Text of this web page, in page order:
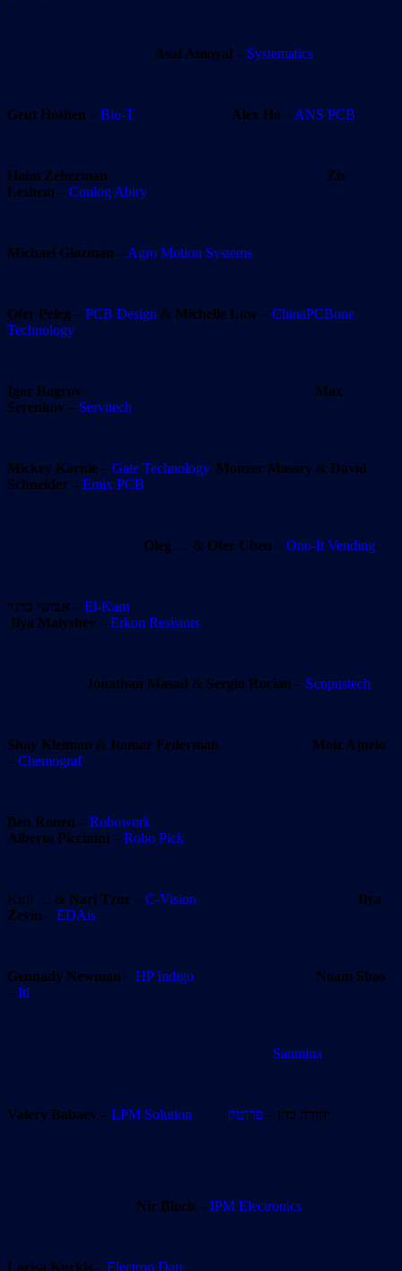
Asaf Amoyal – Systematics
Geut Hoshen – Bio-T Alex Ho – ANS PCB
Haim Zeherman
Ziv
Leshem – Conlog Abiry
Michael Glozman – Agro Motion Systems
Ofer Peleg – PCB Design & Michelle Low – ChinaPCBone
Technology
Igor Bagrov
Max
Serenkov – Servitech
Mickey Karnie – Gate Technology, Monzer Massry & David
Schneider – Emix PCB
Oleg … & Ofer Chen – Ono-It Vending
אבישי ברגר – El-Kam
Ilya Malyshev – Erkon Resistors
Jonathan Masad & Sergio Rocian – Scopustech
Shay Kleiman & Itamar Federman
Moiz Ajuelo
– Chemograf
Ben Ronen – Robowork
Alberto Piccinini – Robo Pick
Kiril … & Nari Tzur – C-Vision
Ilya
Zevin – EDAis
Gennady Newman – HP Indigo
Noam Shos
– Itl
Sanmina
Valery Babaev – LPM Solution יהודה כהן – פרוטק
Nir Bloch – IPM Electronics
Larisa Kurkis – Electron Dart